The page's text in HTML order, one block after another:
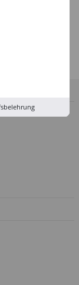
mit
haben wir hier
hin zu